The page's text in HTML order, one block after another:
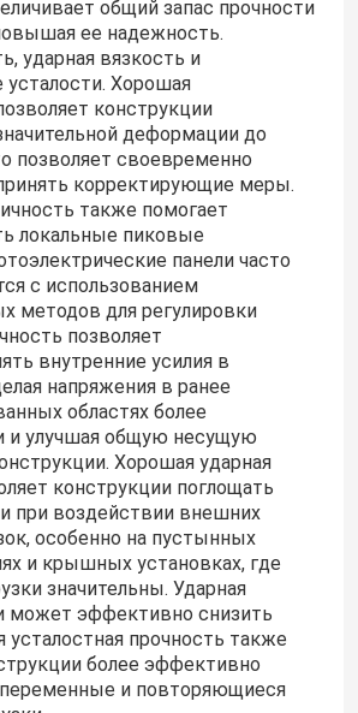
для панелей солнечных
для панелей солнечных батарей
солнечных батарей средняя
панели солнечных батарей
рельса
панели солнечных батарей
на крыше
водосточные желоба
лоток
общий запас прочности
ее надежность.
ударная вязкость и
усталости. Хорошая
конструкции
деформации до
позволяет своевременно
корректирующие меры.
также помогает
локальные пиковые
панели часто
с использованием
методов для регулировки
позволяет
внутренние усилия в
напряжения в ранее
областях более
и улучшая общую несущую
Хорошая ударная
конструкции поглощать
при воздействии внешних
особенно на пустынных
и крышных установках, где
значительны. Ударная
может эффективно снизить
усталостная прочность также
более эффективно
и повторяющиеся